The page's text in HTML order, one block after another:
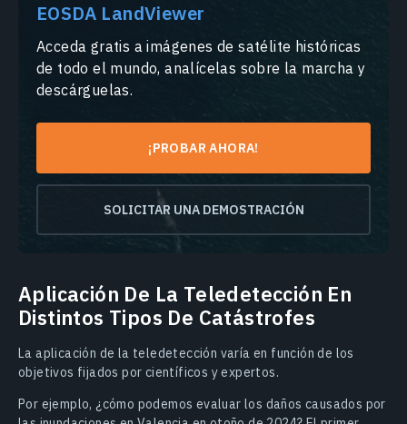
EOSDA LandViewer
Acceda gratis a imágenes de satélite históricas
de todo el mundo, analícelas sobre la marcha y
descárguelas.
¡PROBAR AHORA!
SOLICITAR UNA DEMOSTRACIÓN
Aplicación De La Teledetección En
Distintos Tipos De Catástrofes
La aplicación de la teledetección varía en función de los
objetivos fijados por científicos y expertos.
Por ejemplo, ¿cómo podemos evaluar los daños causados por